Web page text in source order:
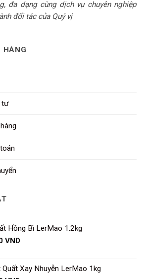
đa dạng cùng dịch vụ chuyên nghiệp
đối tác của Quý vị
HÀNG
tư
Hồng Bì LerMao 1.2kg
VND
Quất Xay Nhuyễn LerMao 1kg